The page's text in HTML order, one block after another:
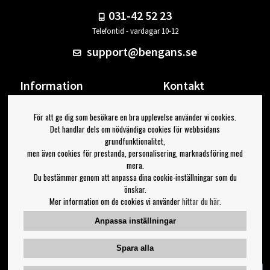
031-42 52 23
Telefontid - vardagar 10-12
support@bengans.se
Information
Om Bengans
FAQ / Köp- & Leveransvillkor
Kontakt
Din sida
Logga ut
Jag vill ha tips från Bengans
Inställningar för nyhetsbrev
Följ oss på:
För att ge dig som besökare en bra upplevelse använder vi cookies.
Det handlar dels om nödvändiga cookies för webbsidans
grundfunktionalitet,
men även cookies för prestanda, personalisering, marknadsföring med
mera.
Du bestämmer genom att anpassa dina cookie-inställningar som du
önskar.
Mer information om de cookies vi använderhittar du här.
Anpassa inställningar
Spara alla